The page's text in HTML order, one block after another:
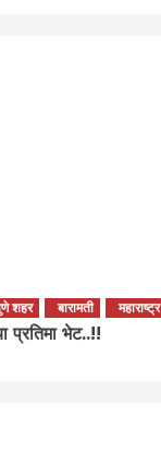
शहर बारामती महाराष्ट्र
प्रतिमा भेट..!!